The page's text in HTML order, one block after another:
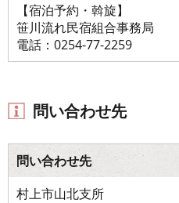
【宿泊予約・斡旋】
笹川流れ民宿組合事務局
電話：0254-77-2259
問い合わせ先
問い合わせ先
村上市山北支所